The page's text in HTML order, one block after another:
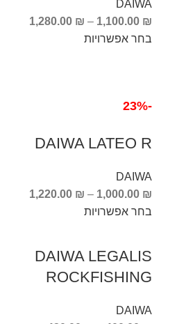
DAIWA
1,100.00 ₪
–
1,280.00 ₪
בחר אפשרויות
-23%
DAIWA LATEO R
DAIWA
1,000.00 ₪
–
1,220.00 ₪
בחר אפשרויות
DAIWA LEGALIS
ROCKFISHING
DAIWA